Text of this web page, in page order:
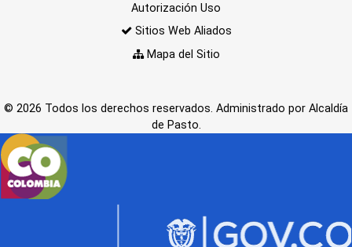
Autorización Uso
Sitios Web Aliados
Mapa del Sitio
© 2026 Todos los derechos reservados. Administrado por Alcaldía
de Pasto.